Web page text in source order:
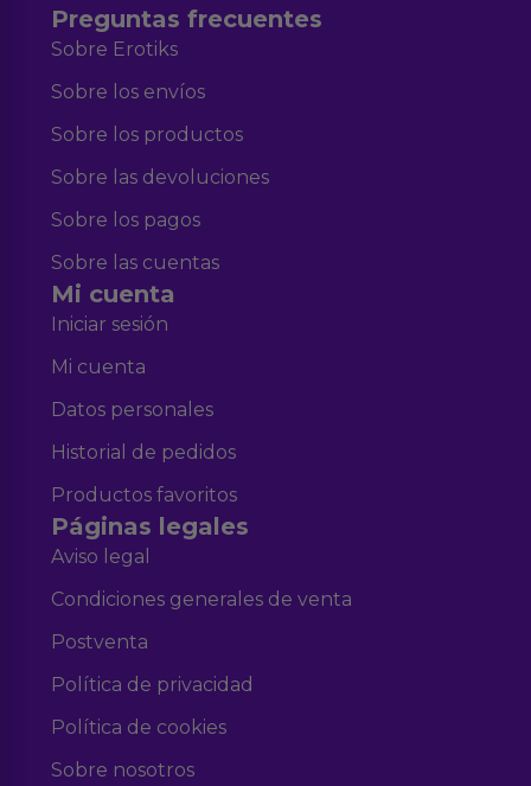
Preguntas frecuentes
Sobre Erotiks
Sobre los envíos
Sobre los productos
Sobre las devoluciones
Sobre los pagos
Sobre las cuentas
Mi cuenta
Iniciar sesión
Mi cuenta
Datos personales
Historial de pedidos
Productos favoritos
Páginas legales
Aviso legal
Condiciones generales de venta
Postventa
Política de privacidad
Política de cookies
Sobre nosotros